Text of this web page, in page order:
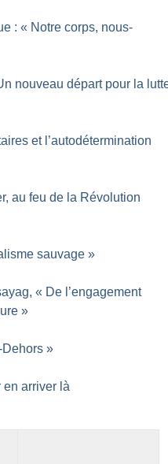
: « Notre corps, nous-
nouveau départ pour la
et l’autodétermination
au feu de la Révolution
sauvage »
« De l’engagement
»
Dehors »
en arriver là